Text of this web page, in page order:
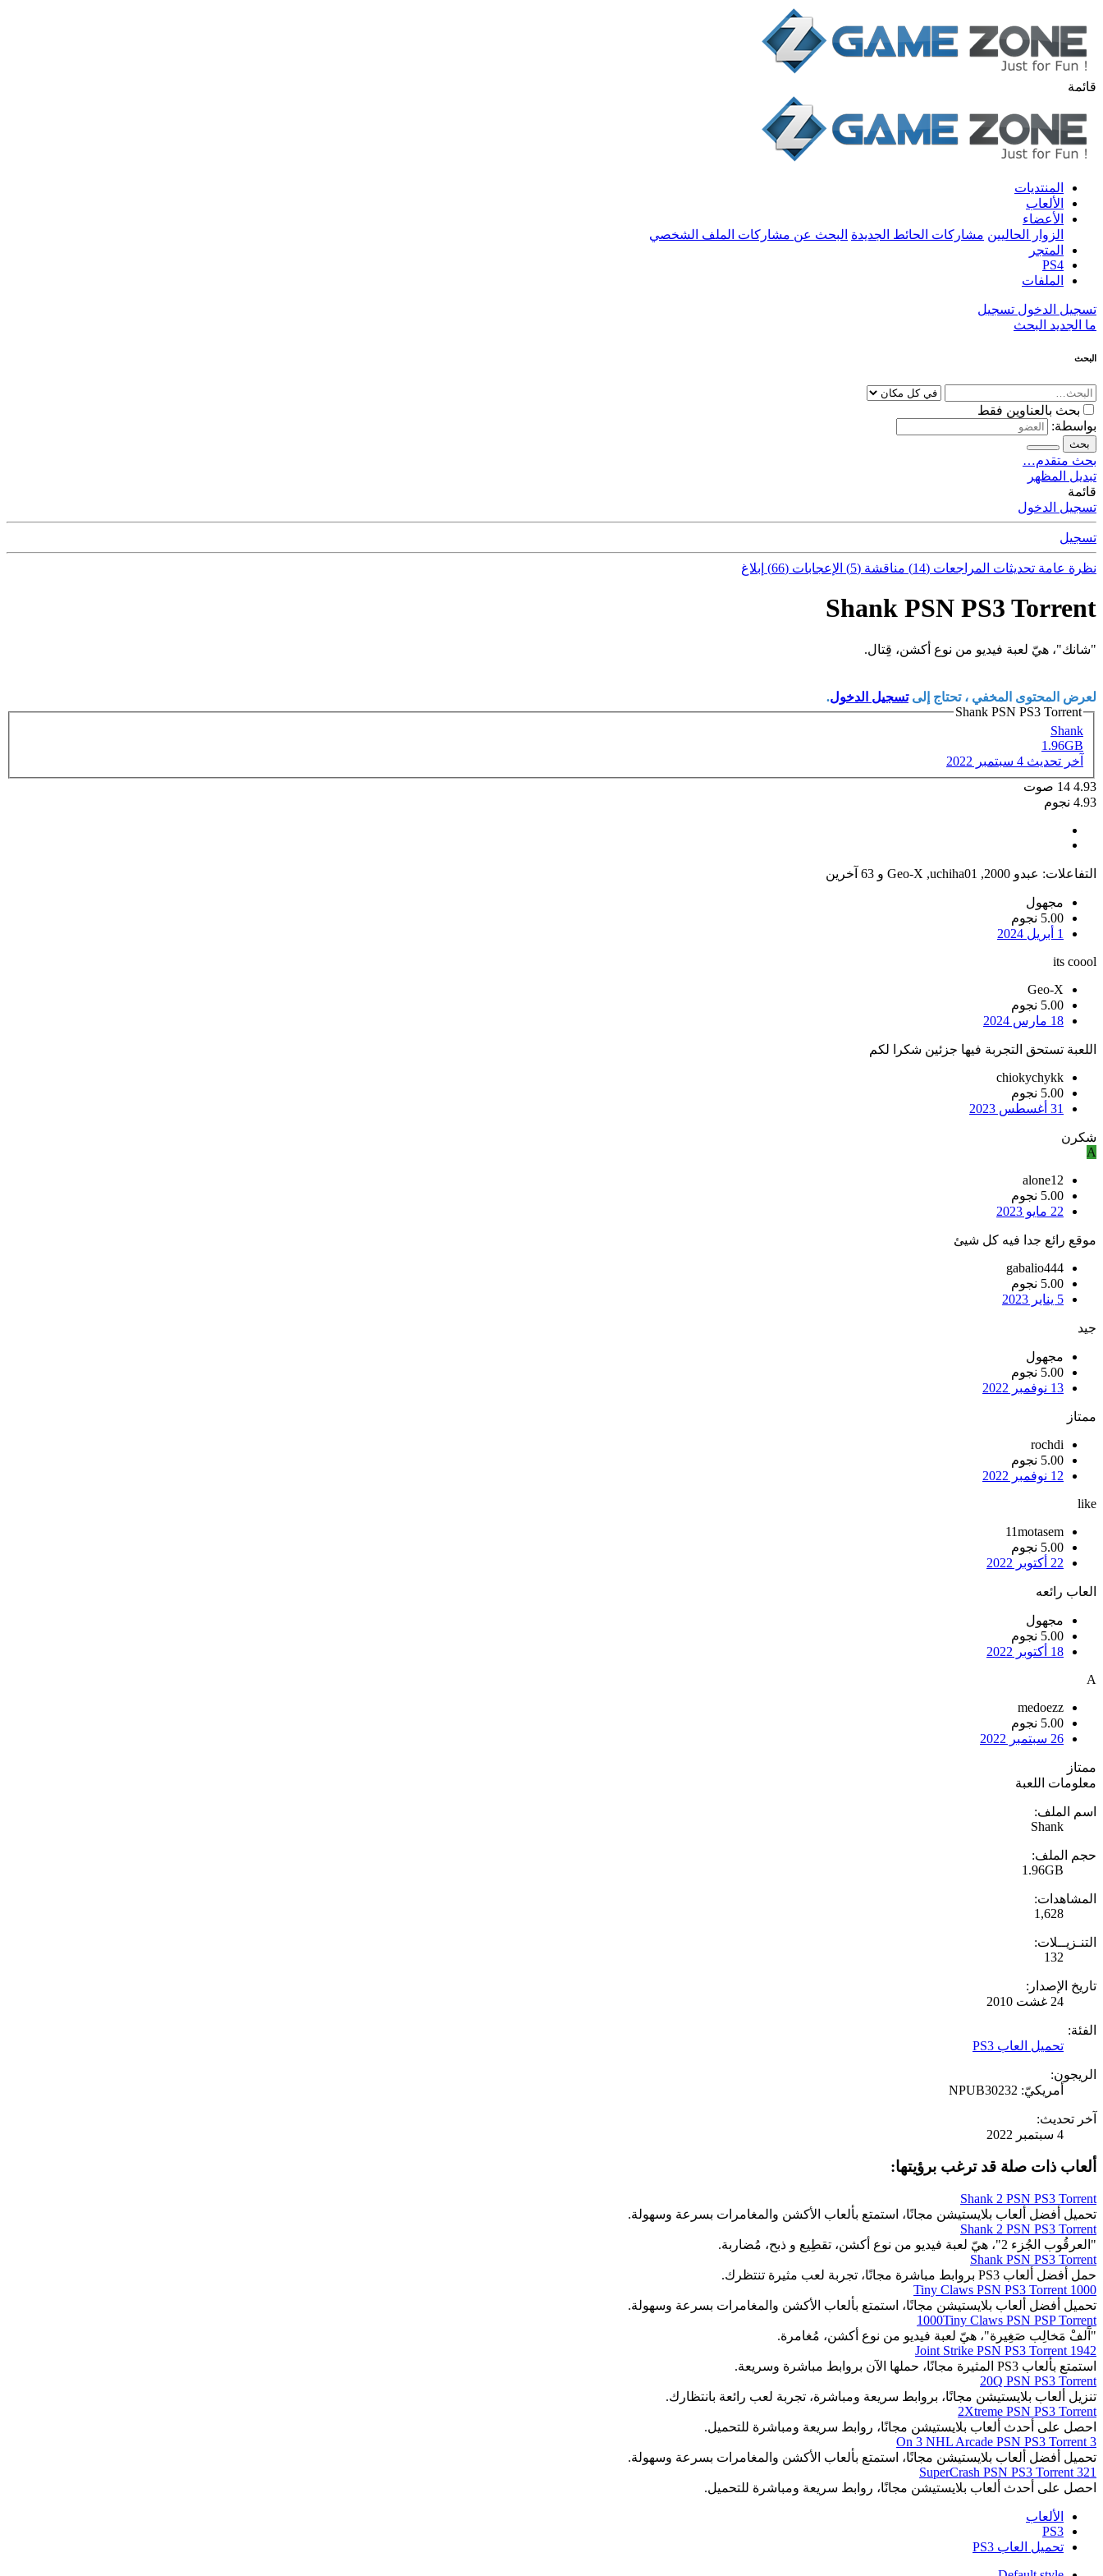
قائمة
المنتديات
الألعاب
الأعضاء
الزوار الحاليين مشاركات الحائط الجديدة البحث عن مشاركات الملف الشخصي
المتجر
PS4
الملفات
تسجيل الدخول تسجيل
ما الجديد البحث
البحث
بحث بالعناوين فقط
بواسطة:
بحث
بحث متقدم…
تبديل المظهر
قائمة
تسجيل الدخول
تسجيل
نظرة عامة تحديثات المراجعات (14) مناقشة (5) الإعجابات (66) إبلاغ
Shank PSN PS3 Torrent
"شانك"، هيّ لعبة فيديو من نوع أكشن، قِتال.
لعرض المحتوى المخفي ، تحتاج إلىتسجيل الدخول.
Shank PSN PS3 Torrent
Shank
1.96GB
آخر تحديث 4 سبتمبر 2022
4.93
14 صوت
4.93 نجوم
التفاعلات: عبدو 2000 ,
uchiha01
,
Geo-X و 63 آخرين
مجهول
5.00 نجوم
1 أبريل 2024
its coool
Geo-X
5.00 نجوم
18 مارس 2024
اللعبة تستحق التجربة فيها جزئين شكرا لكم
chiokychykk
5.00 نجوم
31 أغسطس 2023
شكرن
A
alone12
5.00 نجوم
22 مايو 2023
موقع رائع جدا فيه كل شيئ
gabalio444
5.00 نجوم
5 يناير 2023
جيد
مجهول
5.00 نجوم
13 نوفمبر 2022
ممتاز
rochdi
5.00 نجوم
12 نوفمبر 2022
like
11motasem
5.00 نجوم
22 أكتوبر 2022
العاب رائعه
مجهول
5.00 نجوم
18 أكتوبر 2022
A
medoezz
5.00 نجوم
26 سبتمبر 2022
ممتاز
معلومات اللعبة
اسم الملف:
Shank
حجم الملف:
1.96GB
المشاهدات:
1,628
التنـزيــلات:
132
تاريخ الإصدار:
24 غشت 2010
الفئة:
تحميل العاب PS3
الريجون:
أمريكيّ: NPUB30232
آخر تحديث:
4 سبتمبر 2022
ألعاب ذات صلة قد ترغب برؤيتها:
Shank 2 PSN PS3 Torrent
تحميل أفضل ألعاب بلايستيشن مجانًا، استمتع بألعاب الأكشن والمغامرات بسرعة وسهولة.
Shank 2 PSN PS3 Torrent
"العرقُوب الجُزء 2"، هيّ لعبة فيديو من نوع أكشن، تقطِيع و ذبح، مُضاربة.
Shank PSN PS3 Torrent
حمل أفضل ألعاب PS3 بروابط مباشرة مجانًا، تجربة لعب مثيرة تنتظرك.
1000 Tiny Claws PSN PS3 Torrent
تحميل أفضل ألعاب بلايستيشن مجانًا، استمتع بألعاب الأكشن والمغامرات بسرعة وسهولة.
1000Tiny Claws PSN PSP Torrent
"آَلفْ مَخالِب صَغِيرة"، هيّ لعبة فيديو من نوع أكشن، مُغامرة.
1942 Joint Strike PSN PS3 Torrent
استمتع بألعاب PS3 المثيرة مجانًا، حملها الآن بروابط مباشرة وسريعة.
20Q PSN PS3 Torrent
تنزيل ألعاب بلايستيشن مجانًا، بروابط سريعة ومباشرة، تجربة لعب رائعة بانتظارك.
2Xtreme PSN PS3 Torrent
احصل على أحدث ألعاب بلايستيشن مجانًا، روابط سريعة ومباشرة للتحميل.
3 On 3 NHL Arcade PSN PS3 Torrent
تحميل أفضل ألعاب بلايستيشن مجانًا، استمتع بألعاب الأكشن والمغامرات بسرعة وسهولة.
321 SuperCrash PSN PS3 Torrent
احصل على أحدث ألعاب بلايستيشن مجانًا، روابط سريعة ومباشرة للتحميل.
الألعاب
PS3
تحميل العاب PS3